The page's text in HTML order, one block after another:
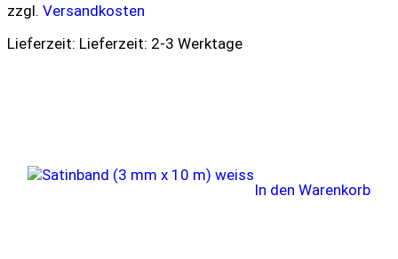
zzgl. Versandkosten
Lieferzeit: Lieferzeit: 2-3 Werktage
In den Warenkorb